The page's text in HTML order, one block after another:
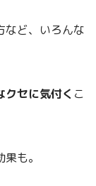
など、いろんな
セに気付く こ
も。